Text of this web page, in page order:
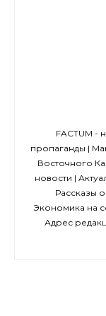
FACTUM -
пропаганды |
Восточного
новости |
Рассказы
Экономика на
Адрес